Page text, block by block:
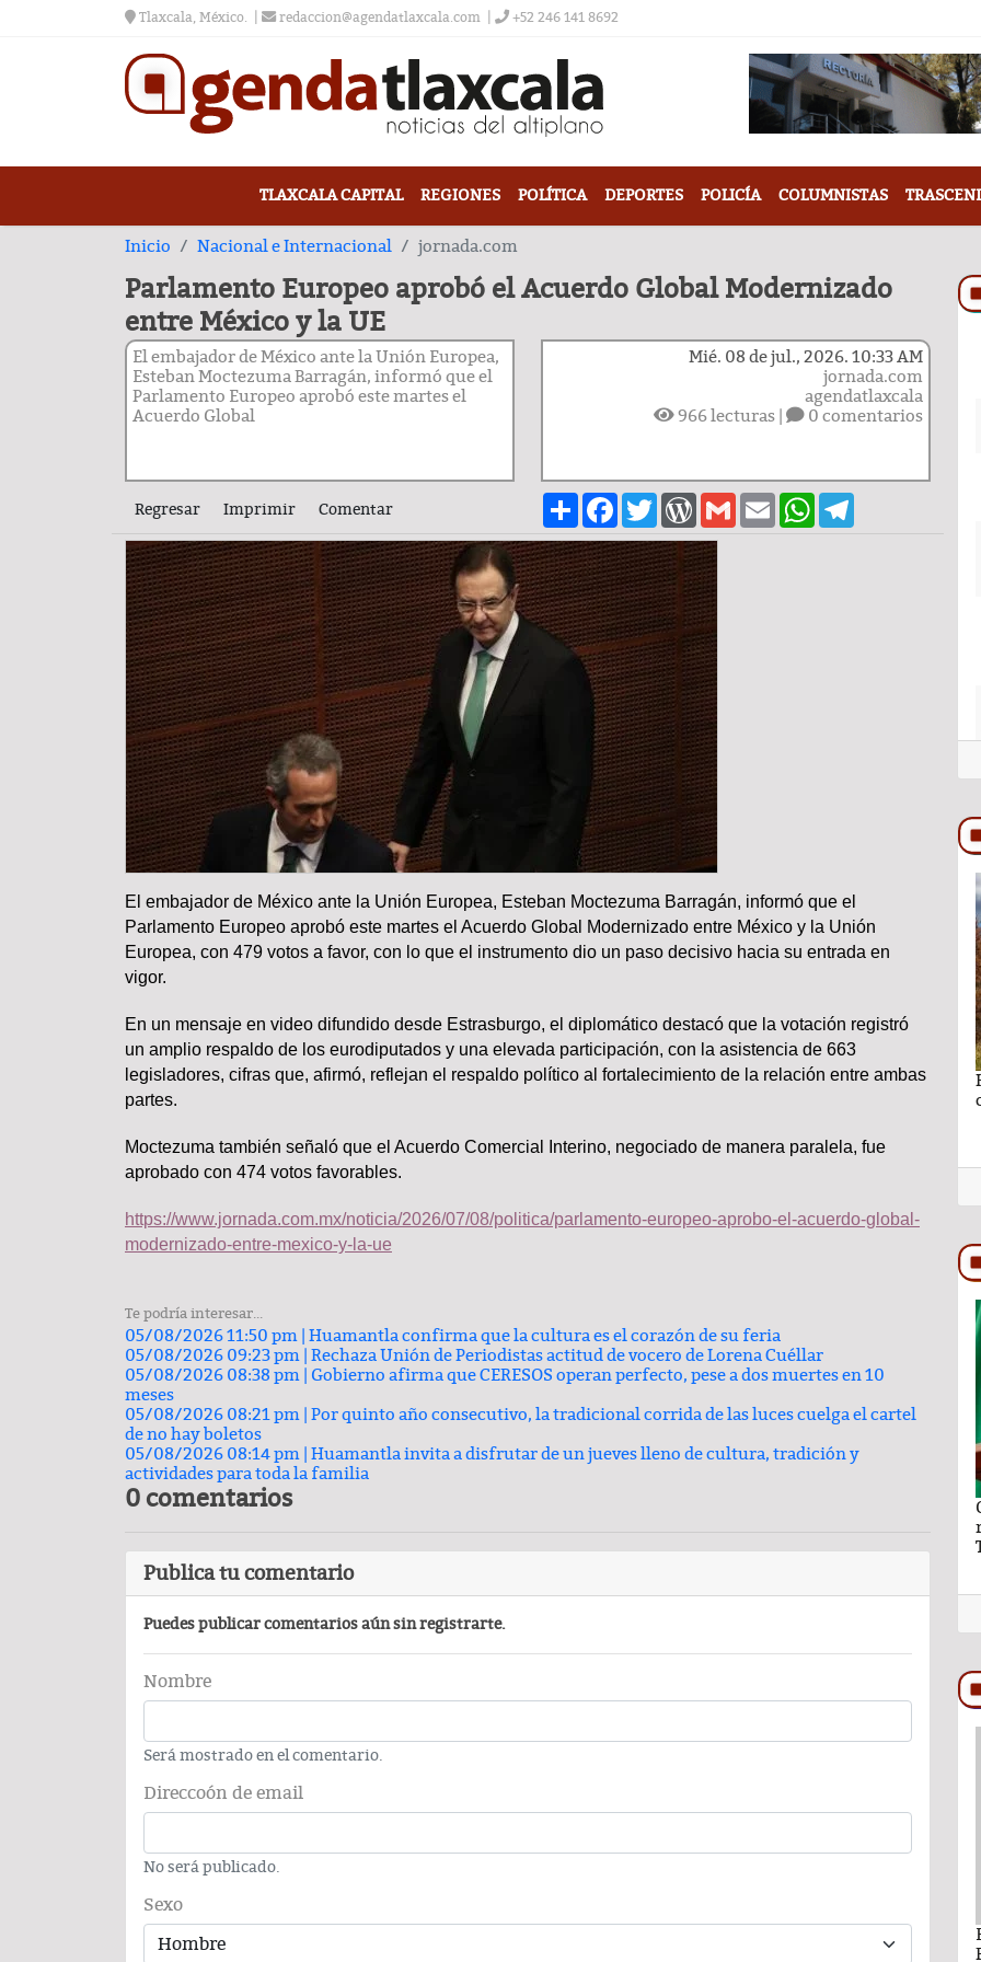
Tlaxcala, México. redaccion@agendatlaxcala.com +52 246 141 8692
TLAXCALA CAPITAL REGIONES POLÍTICA DEPORTES POLICÍA COLUMNISTAS
Inicio Nacional e Internacional jornada.com
Parlamento Europeo aprobó el Acuerdo Global Modernizado
entre México y la UE
El embajador de México ante la Unión Europea,
Esteban Moctezuma Barragán, informó que el
Parlamento Europeo aprobó este martes el
Acuerdo Global
Mié. 08 de jul., 2026. 10:33 AM
jornada.com
agendatlaxcala
966lecturas | 0 comentarios
Regresar Imprimir Comentar ShareFacebook
TwitterWordPress
GmailEmailWhatsApp
El embajador de México ante la Unión Europea, Esteban Moctezuma Barragán, informó que el
Parlamento Europeo aprobó este martes el Acuerdo Global Modernizado entre México y la Unión
Europea, con 479 votos a favor, con lo que el instrumento dio un paso decisivo hacia su entrada en
vigor.
En un mensaje en video difundido desde Estrasburgo, el diplomático destacó que la votación registró
un amplio respaldo de los eurodiputados y una elevada participación, con la asistencia de 663
legisladores, cifras que, afirmó, reflejan el respaldo político al fortalecimiento de la relación entre ambas
partes.
Moctezuma también señaló que el Acuerdo Comercial Interino, negociado de manera paralela, fue
aprobado con 474 votos favorables.
https://www.jornada.com.mx/noticia/2026/07/08/politica/parlamento-europeo-aprobo-el-acuerdo-global-
modernizado-entre-mexico-y-la-ue
Te podría interesar...
05/08/2026 11:50 pm | Huamantla confirma que la cultura es el corazón de su feria
05/08/2026 09:23 pm | Rechaza Unión de Periodistas actitud de vocero de Lorena Cuéllar
05/08/2026 08:38 pm | Gobierno afirma que CERESOS operan perfecto, pese a dos muertes en 10
meses
05/08/2026 08:21 pm | Por quinto año consecutivo, la tradicional corrida de las luces cuelga el cartel
de no hay boletos
05/08/2026 08:14 pm | Huamantla invita a disfrutar de un jueves lleno de cultura, tradición y
actividades para toda la familia
0 comentarios
Publica tu comentario
Puedes publicar comentarios aún sin registrarte.
Nombre
Será mostrado en el comentario.
Direccoón de email
No será publicado.
Sexo
COLUMNA
Lo más valioso de un hogar no se puede
COLUMNA
Ganar sin perder lo más importante por Lic.
TRASCENDIDO
Carlos Augusto Pérez y Raymundo Vázquez
TRASCENDIDO
PODCAST